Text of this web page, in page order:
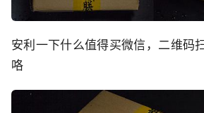
安利一下什么值得买微信，二维码
咯